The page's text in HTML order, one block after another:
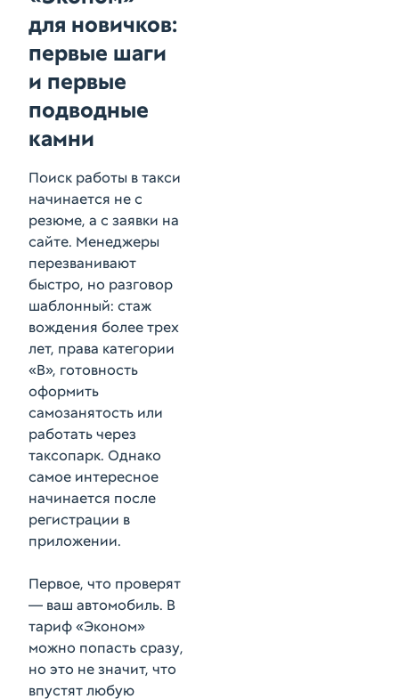
для новичков:
первые шаги
и первые
подводные
камни
Поиск работы в такси
начинается не с
резюме, а с заявки на
сайте. Менеджеры
перезванивают
быстро, но разговор
шаблонный: стаж
вождения более трех
лет, права категории
«B», готовность
оформить
самозанятость или
работать через
таксопарк. Однако
самое интересное
начинается после
регистрации в
приложении.
Первое, что проверят
— ваш автомобиль. В
тариф «Эконом»
можно попасть сразу,
но это не значит, что
впустят любую